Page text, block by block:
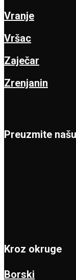
Vranje
Vršac
Zaječar
Zrenjanin
Preuzmite
Kroz okruge
Borski